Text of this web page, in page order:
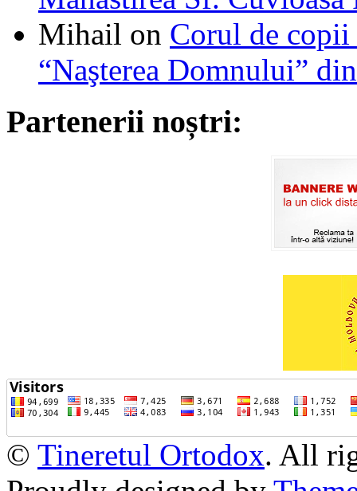
Mihail on Corul de
“Naşterea Domnului”
Partenerii noștri:
© Tineretul Ortodox. All